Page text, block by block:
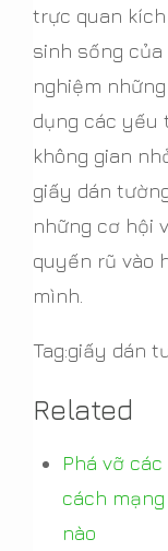
trực quan
sinh sống
nghiệm
dụng các yếu
không gian
giấy dán
những cơ hội
quyến rũ vào
mình.
Tag:giấy dán
Related
Phá vỡ
cách
nào